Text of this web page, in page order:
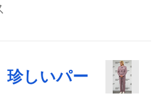
珍しいパー